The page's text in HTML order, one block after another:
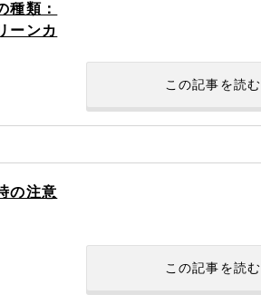
種類：
ーンカ
この記事を読む
の注意
この記事を読む